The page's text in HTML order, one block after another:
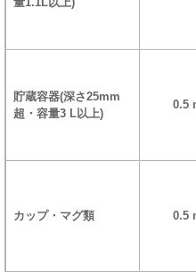
貯蔵容器(深さ25mm
超・容量3 L以上)
0.5
カップ・マグ類 0.5